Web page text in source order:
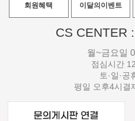
회원혜택 이달의이벤트
CS CENTER
월~금요일
점심시간
토·일·공
평일 오후4시결